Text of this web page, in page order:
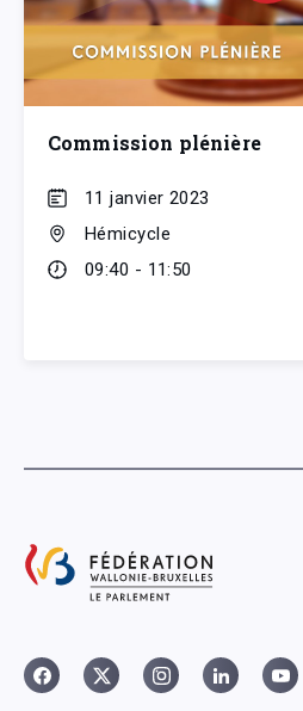
Commission plénière
11 janvier 2023
Hémicycle
09:40 - 11:50